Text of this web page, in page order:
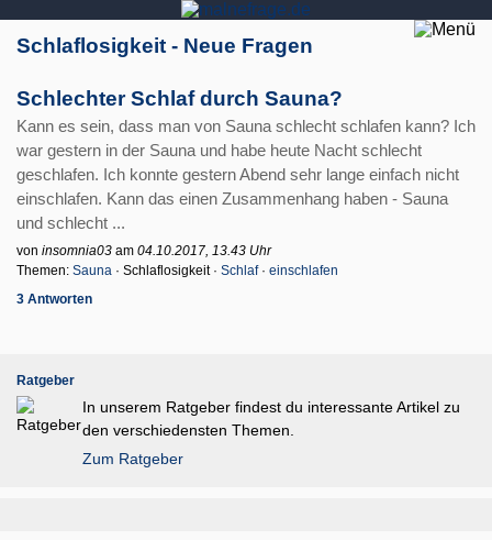
Schlaflosigkeit - Neue Fragen
Schlechter Schlaf durch Sauna?
Kann es sein, dass man von Sauna schlecht schlafen kann? Ich
war gestern in der Sauna und habe heute Nacht schlecht
geschlafen. Ich konnte gestern Abend sehr lange einfach nicht
einschlafen. Kann das einen Zusammenhang haben - Sauna
und schlecht ...
von insomnia03 am 04.10.2017, 13.43 Uhr
Themen: Sauna · Schlaflosigkeit · Schlaf· einschlafen
3 Antworten
Ratgeber
In unserem Ratgeber findest du interessante Artikel zu
den verschiedensten Themen.
Zum Ratgeber